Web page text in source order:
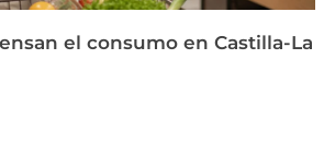
el consumo en Castilla-La